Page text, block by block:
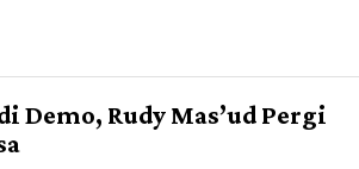
Demo, Rudy Mas’ud Pergi